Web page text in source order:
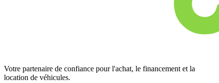
Votre partenaire de confiance pour l'achat, le financement et la
location de véhicules.